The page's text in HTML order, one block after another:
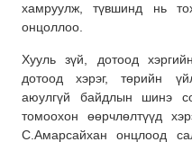
хамруулж, түвшинд нь
онцоллоо.
Хууль зүй, дотоод
дотоод хэрэг, төрийн
аюулгүй байдлын шинэ
томоохон өөрчлөлтүүд
С.Амарсайхан онцлоод